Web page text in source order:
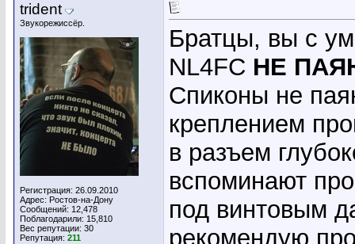
trident
Звукорежиссёр.
Регистрация: 26.09.2010
Адрес: Ростов-на-Дону
Сообщений: 12,478
Поблагодарили: 15,810
Вес репутации: 30
Репутация: 211
Братцы, вы с
NL4FC НЕ
Спиконы не
креплением
в разъем
вспоминают
под винтовым
рекомендую